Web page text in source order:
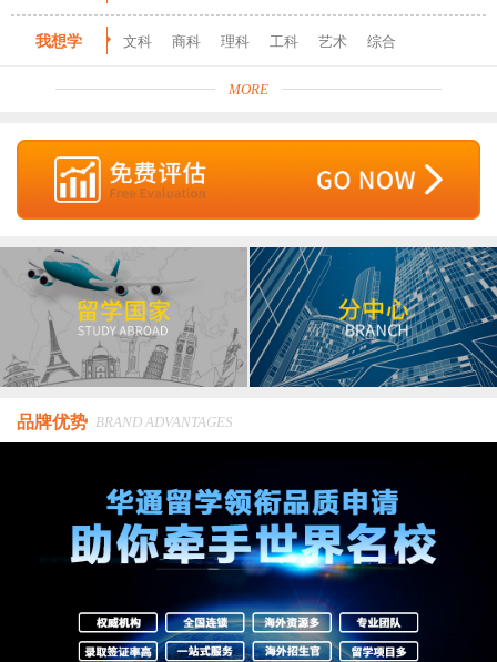
我想学 文科 商科 理科 工科 艺术 综合
MORE
品牌优势 BRAND ADVANTAGES